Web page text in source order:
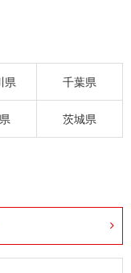
県 千葉県
茨城県